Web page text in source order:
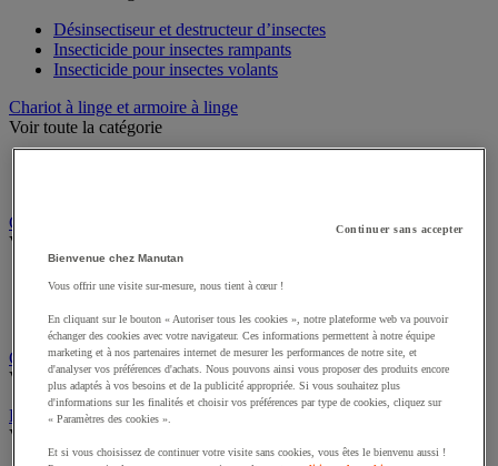
Désinsectiseur et destructeur d’insectes
Insecticide pour insectes rampants
Chariot à linge et armoire à linge
Voir toute la catégorie
Chariot de nettoyage
Voir toute la catégorie
Accessoires pour chariot de nettoyage
Chariot de lavage
Chariot de ménage
Cireuse à chaussures
Voir toute la catégorie
Équipement sanitaires, douche et salle de bain
Voir toute la catégorie
Continuer sans accepter
Bienvenue chez Manutan
Vous offrir une visite sur-mesure, nous tient à cœur !
En cliquant sur le bouton « Autoriser tous les cookies », notre plateforme web va pouvoir
échanger des cookies avec votre navigateur. Ces informations permettent à notre équipe
marketing et à nos partenaires internet de mesurer les performances de notre site, et
d'analyser vos préférences d'achats. Nous pouvons ainsi vous proposer des produits encore
plus adaptés à vos besoins et de la publicité appropriée. Si vous souhaitez plus
d'informations sur les finalités et choisir vos préférences par type de cookies, cliquez sur
« Paramètres des cookies ».
Et si vous choisissez de continuer votre visite sans cookies, vous êtes le bienvenu aussi !